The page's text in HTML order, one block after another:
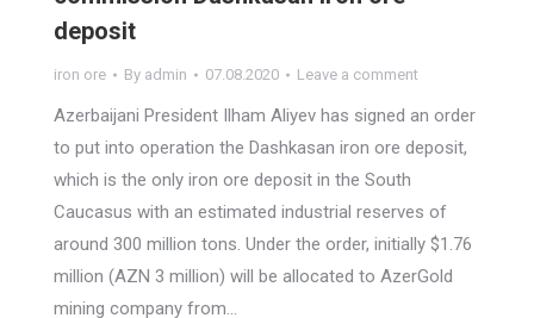
deposit
iron ore By admin 07.08.2020 Leave a comment
Azerbaijani President Ilham Aliyev has signed an order
to put into operation the Dashkasan iron ore deposit,
which is the only iron ore deposit in the South
Caucasus with an estimated industrial reserves of
around 300 million tons. Under the order, initially $1.76
million (AZN 3 million) will be allocated to AzerGold
mining company from…